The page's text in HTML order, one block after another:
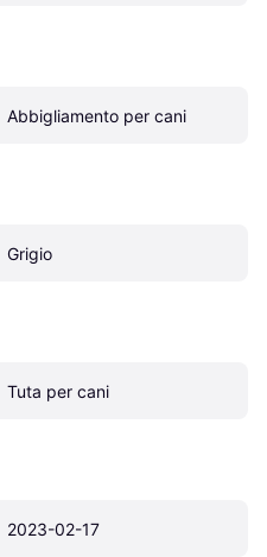
Abbigliamento per cani
Grigio
Tuta per cani
2023-02-17